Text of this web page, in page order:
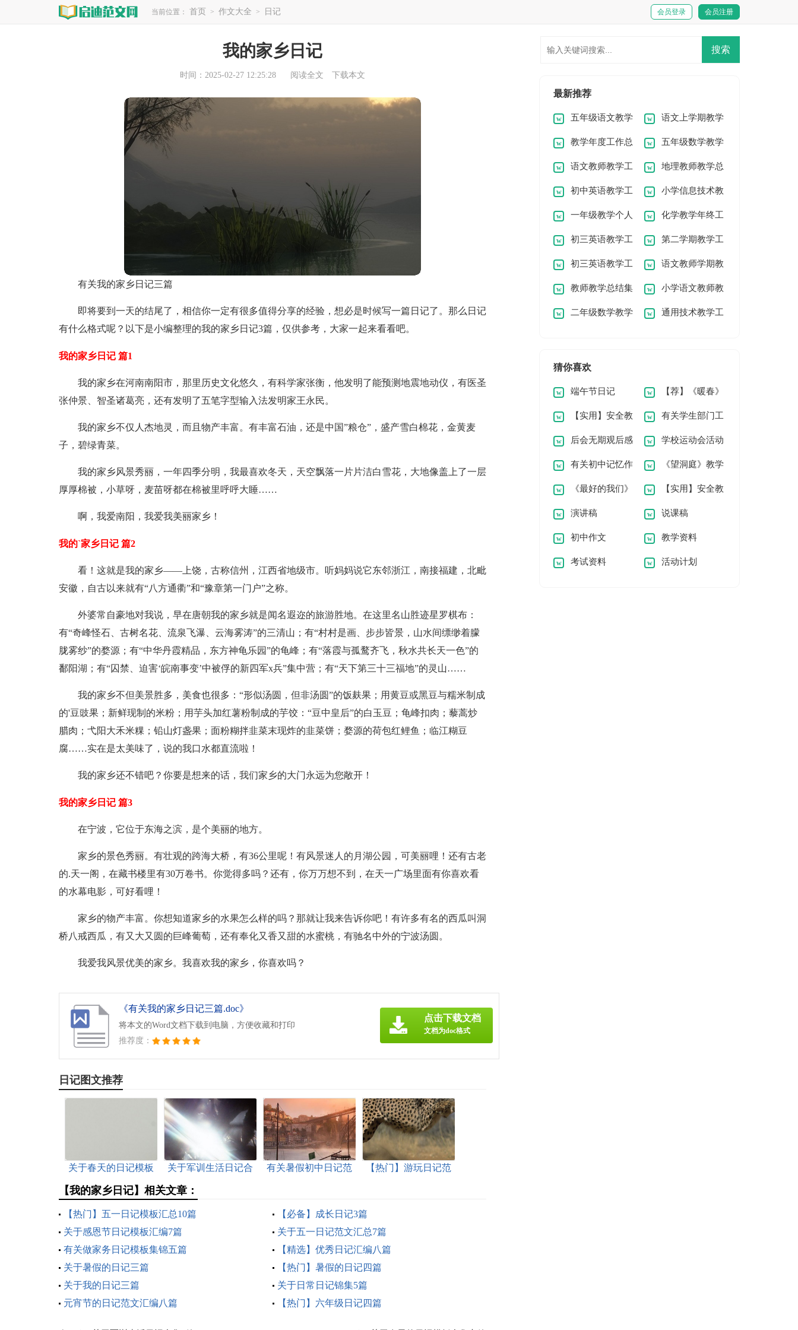
当前位置： 首页 > 作文大全 > 日记 会员登录 会员注册
我的家乡日记
时间：2025-02-27 12:25:28 阅读全文 下载本文
有关我的家乡日记三篇
即将要到一天的结尾了，相信你一定有很多值得分享的经验，想必是时候写一篇日记了。那么日记
有什么格式呢？以下是小编整理的我的家乡日记3篇，仅供参考，大家一起来看看吧。
我的家乡日记 篇1
我的家乡在河南南阳市，那里历史文化悠久，有科学家张衡，他发明了能预测地震地动仪，有医圣
张仲景、智圣诸葛亮，还有发明了五笔字型输入法发明家王永民。
我的家乡不仅人杰地灵，而且物产丰富。有丰富石油，还是中国”粮仓”，盛产雪白棉花，金黄麦
子，碧绿青菜。
我的家乡风景秀丽，一年四季分明，我最喜欢冬天，天空飘落一片片洁白雪花，大地像盖上了一层
厚厚棉被，小草呀，麦苗呀都在棉被里呼呼大睡……
啊，我爱南阳，我爱我美丽家乡！
我的`家乡日记 篇2
看！这就是我的家乡——上饶，古称信州，江西省地级市。听妈妈说它东邻浙江，南接福建，北毗
安徽，自古以来就有“八方通衢”和“豫章第一门户”之称。
外婆常自豪地对我说，早在唐朝我的家乡就是闻名遐迩的旅游胜地。在这里名山胜迹星罗棋布：
有“奇峰怪石、古树名花、流泉飞瀑、云海雾涛”的三清山；有“村村是画、步步皆景，山水间缥缈着朦
胧雾纱”的婺源；有“中华丹霞精品，东方神龟乐园”的龟峰；有“落霞与孤鹜齐飞，秋水共长天一色”的
鄱阳湖；有“囚禁、迫害‘皖南事变’中被俘的新四军x兵”集中营；有“天下第三十三福地”的灵山……
我的家乡不但美景胜多，美食也很多：“形似汤圆，但非汤圆”的饭麸果；用黄豆或黑豆与糯米制成
的'豆豉果；新鲜现制的米粉；用芋头加红薯粉制成的芋饺：“豆中皇后”的白玉豆；龟峰扣肉；藜蒿炒
腊肉；弋阳大禾米粿；铅山灯盏果；面粉糊拌韭菜末现炸的韭菜饼；婺源的荷包红鲤鱼；临江糊豆
腐……实在是太美味了，说的我口水都直流啦！
我的家乡还不错吧？你要是想来的话，我们家乡的大门永远为您敞开！
我的家乡日记 篇3
在宁波，它位于东海之滨，是个美丽的地方。
家乡的景色秀丽。有壮观的跨海大桥，有36公里呢！有风景迷人的月湖公园，可美丽哩！还有古老
的.天一阁，在藏书楼里有30万卷书。你觉得多吗？还有，你万万想不到，在天一广场里面有你喜欢看
的水幕电影，可好看哩！
家乡的物产丰富。你想知道家乡的水果怎么样的吗？那就让我来告诉你吧！有许多有名的西瓜叫洞
桥八戒西瓜，有又大又圆的巨峰葡萄，还有奉化又香又甜的水蜜桃，有驰名中外的宁波汤圆。
我爱我风景优美的家乡。我喜欢我的家乡，你喜欢吗？
《有关我的家乡日记三篇.doc》
将本文的Word文档下载到电脑，方便收藏和打印
推荐度：
点击下载文档
文档为doc格式
日记图文推荐
关于春天的日记模板
关于军训生活日记合
有关暑假初中日记范
【热门】游玩日记范
【我的家乡日记】相关文章：
【热门】五一日记模板汇总10篇
【必备】成长日记3篇
关于感恩节日记模板汇编7篇
关于五一日记范文汇总7篇
有关做家务日记模板集锦五篇
【精选】优秀日记汇编八篇
关于暑假的日记三篇
【热门】暑假的日记四篇
关于我的日记三篇
关于日常日记锦集5篇
元宵节的日记范文汇编八篇
【热门】六年级日记四篇
最新推荐
五年级语文教学
总结
语文上学期教学
工作总结
教学年度工作总
结15篇
五年级数学教学
工作总结(15篇)
语文教师教学工
作总结13篇
地理教师教学总
结精选15篇
初中英语教学工
作总结15篇
小学信息技术教
学工作总结18篇
一年级教学个人
工作总结
化学教学年终工
作总结
初三英语教学工
作总结(15篇)
第二学期教学工
作总结
初三英语教学工
作总结14篇
语文教师学期教
学总结
教师教学总结集
合15篇
小学语文教师教
学经验总结
二年级数学教学 通用技术教学工
猜你喜欢
端午节日记 【荐】《暖春》
观后感
【实用】安全教
案3篇
有关学生部门工
作计划四篇
后会无期观后感 学校运动会活动
总结
有关初中记忆作
文集合5篇
《望洞庭》教学
反思
《最好的我们》
观后感8篇
【实用】安全教
案锦集4篇
演讲稿 说课稿
初中作文 教学资料
考试资料 活动计划